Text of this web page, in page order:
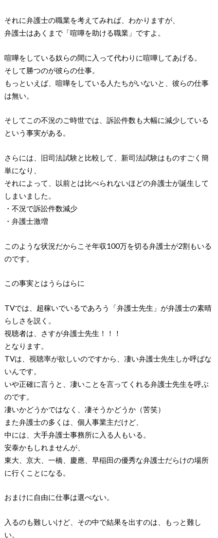
それに弁護士の職業を考えてみれば、わかりますが、
弁護士はあくまで「喧嘩を助ける職業」ですよ。
喧嘩をしている奴らの間に入って代わりに喧嘩してあげる。
そして勝つのが彼らの仕事。
もっといえば、喧嘩をしている人たちがいないと、彼らの仕事
は無い。
そしてこの不況のご時世では、訴訟件数も大幅に減少している
という事実がある。
さらには、旧司法試験と比較して、新司法試験はものすごく簡
単になり、
それによって、以前とは比べられないほどの弁護士が誕生して
しまいました。
・不況で訴訟件数減少
・弁護士激増
このような状況だからこそ年収100万を切る弁護士が2割もいる
のです。
この事実とはうらはらに
TVでは、超稼いでいるであろう「弁護士先生」が弁護士の素晴
らしさを説く。
視聴者は、さすが弁護士先生！！！
となります。
TVは、視聴率が欲しいのですから、凄い弁護士先生しか呼ばな
いんです。
いや正確に言うと、凄いことを言ってくれる弁護士先生を呼ぶ
のです。
凄いかどうかではなく、凄そうかどうか（苦笑）
また弁護士の多くは、個人事業主だけど、
中には、大手弁護士事務所に入る人もいる。
安泰かもしれませんが、
東大、京大、一橋、慶應、早稲田の優秀な弁護士だらけの場所
に行くことになる。
おまけに自由に仕事は選べない。
入るのも難しいけど、その中で結果を出すのは、もっと難し
い。